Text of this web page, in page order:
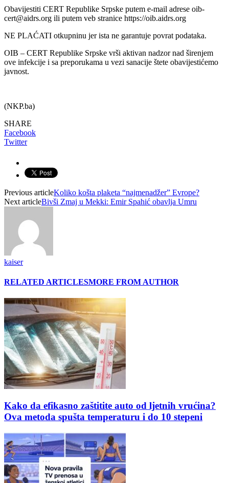
Obavijestiti CERT Republike Srpske putem e-mail adrese oib-
cert@aidrs.org ili putem veb stranice https://oib.aidrs.org
NE PLAĆATI otkupninu jer ista ne garantuje povrat podataka.
OIB – CERT Republike Srpske vrši aktivan nadzor nad širenjem
ove infekcije i sa preporukama u vezi sanacije štete obavijestićemo
javnost.
(NKP.ba)
SHARE
Facebook
Twitter
Previous articleKoliko košta plaketa “najmenadžer” Evrope?
Next articleBivši Zmaj u Mekki: Emir Spahić obavlja Umru
kaiser
RELATED ARTICLESMORE FROM AUTHOR
Kako da efikasno zaštitite auto od ljetnih vrućina?
Ova metoda spušta temperaturu i do 10 stepeni